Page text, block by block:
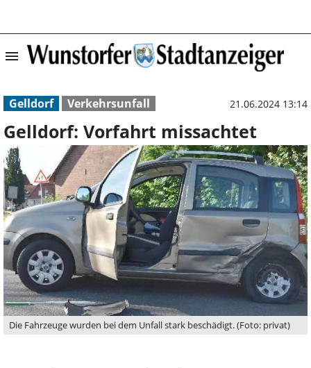
menu Gelldorf:
Gelldorf Verkehrsunfall 21.06.2024 13:14
Gelldorf: Vorfahrt missachtet
Die Fahrzeuge wurden bei dem Unfall stark beschädigt. (Foto: privat)